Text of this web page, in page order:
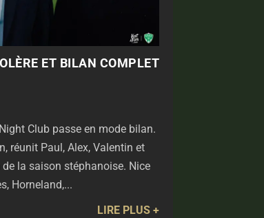
ET BILAN COMPLET
Club passe en mode bilan.
réunit Paul, Alex, Valentin et
la saison stéphanoise. Nice
Horneland,...
LIRE PLUS